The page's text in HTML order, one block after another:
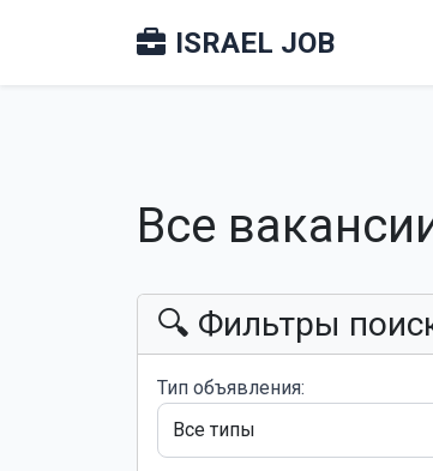
ISRAEL JOB
Все
🔍 Фильтры
Тип объявления: